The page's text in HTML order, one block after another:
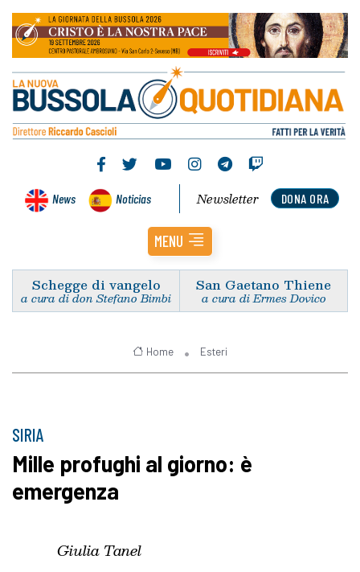
News Noticias DONA ORA
Newsletter
MENU
Schegge di vangelo
a cura di don Stefano Bimbi
San Gaetano Thiene
a cura di Ermes Dovico
Home Esteri
SIRIA
Mille profughi al giorno: è
emergenza
Giulia Tanel